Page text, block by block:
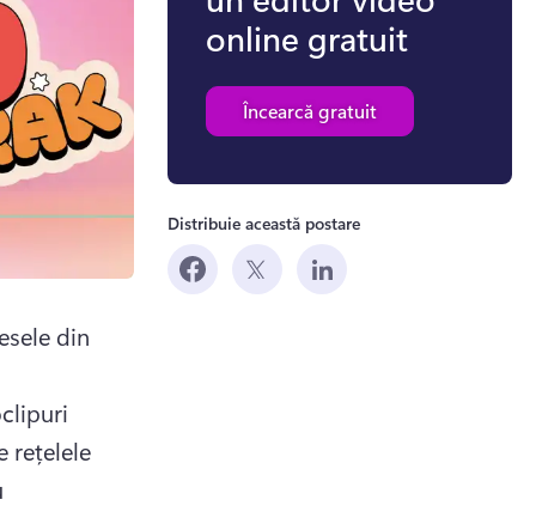
din
rețelele
online gratuit
Încearcă gratuit
Distribuie această postare